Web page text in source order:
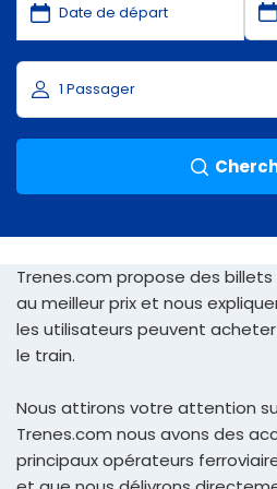
Trenes.com propose des billets
au meilleur prix et nous
les utilisateurs peuvent
le train.
Nous attirons votre attention
Trenes.com nous avons des
principaux opérateurs